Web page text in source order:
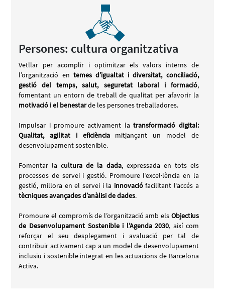
Persones: cultura organitzativa
Vetllar per acomplir i optimitzar els valors interns de
l’organització en temes d’igualtat i diversitat, conciliació,
gestió del temps, salut, seguretat laboral i formació,
fomentant un entorn de treball de qualitat per afavorir la
motivació i el benestarde les persones treballadores.
Impulsar i promoure activament latransformació digital:
Qualitat, agilitat i eficiènciamitjançant un model de
desenvolupament sostenible.
Fomentar la cultura de la dada, expressada en tots els
processos de servei i gestió. Promoure l’excel·lència en la
gestió, millora en el servei i la innovaciófacilitant l’accés a
tècniques avançades d’anàlisi de dades.
Promoure el compromís de l’organització amb els Objectius
de Desenvolupament Sostenible i l’Agenda 2030, així com
reforçar el seu desplegament i avaluació per tal de
contribuir activament cap a un model de desenvolupament
inclusiu i sostenible integrat en les actuacions de Barcelona
Activa.